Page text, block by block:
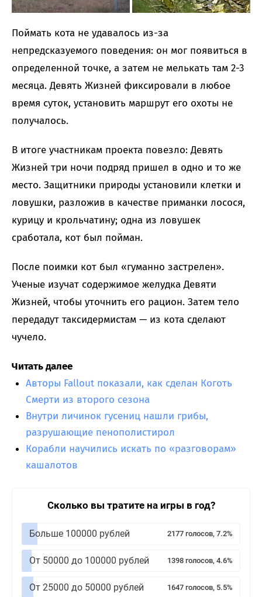
Поймать кота не удавалось из-за
непредсказуемого поведения: он мог появиться в
определенной точке, а затем не мелькать там 2-3
месяца. Девять Жизней фиксировали в любое
время суток, установить маршрут его охоты не
получалось.
В итоге участникам проекта повезло: Девять
Жизней три ночи подряд пришел в одно и то же
место. Защитники природы установили клетки и
ловушки, разложив в качестве приманки лосося,
курицу и крольчатину; одна из ловушек
сработала, кот был пойман.
После поимки кот был «гуманно застрелен».
Ученые изучат содержимое желудка Девяти
Жизней, чтобы уточнить его рацион. Затем тело
передадут таксидермистам — из кота сделают
чучело.
Читать далее
Авторы Fallout показали, как сделан Коготь
Смерти из второго сезона
Внутри личинок гусениц нашли грибы,
разрушающие пенополистирол
Корабли научились искать по «разговорам»
кашалотов
Сколько вы тратите на игры в год?
Больше 100000 рублей 2177 голосов, 7.2%
От 50000 до 100000 рублей 1398 голосов, 4.6%
От 25000 до 50000 рублей 1647 голосов, 5.5%